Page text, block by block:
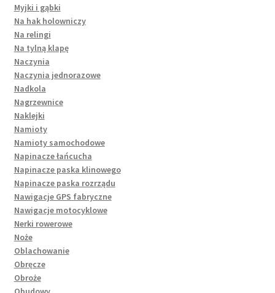
Myjki i gąbki
Na hak holowniczy
Na relingi
Na tylną klapę
Naczynia
Naczynia jednorazowe
Nadkola
Nagrzewnice
Naklejki
Namioty
Namioty samochodowe
Napinacze łańcucha
Napinacze paska klinowego
Napinacze paska rozrządu
Nawigacje GPS fabryczne
Nawigacje motocyklowe
Nerki rowerowe
Noże
Oblachowanie
Obręcze
Obroże